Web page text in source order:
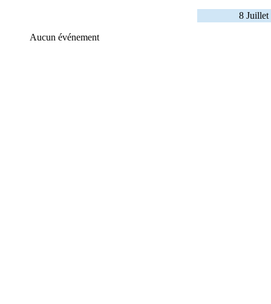
8 Juillet
Aucun événement